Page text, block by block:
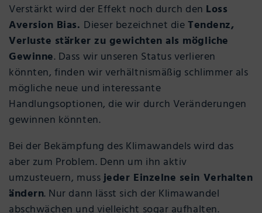
Verstärkt wird der Effekt noch durch den Loss
Aversion Bias. Dieser bezeichnet dieTendenz,
Verluste stärker zu gewichten als mögliche
Gewinne. Dass wir unseren Status verlieren
könnten, finden wir verhältnismäßig schlimmer als
mögliche neue und interessante
Handlungsoptionen, die wir durch Veränderungen
gewinnen könnten.
Bei der Bekämpfung des Klimawandels wird das
aber zum Problem. Denn um ihn aktiv
umzusteuern, mussjeder Einzelne sein Verhalten
ändern. Nur dann lässt sich der Klimawandel
abschwächen und vielleicht sogar aufhalten.